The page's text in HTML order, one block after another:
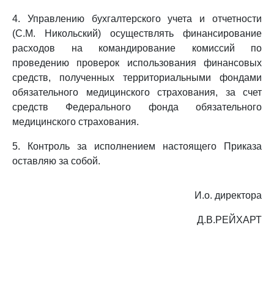
4. Управлению бухгалтерского учета и отчетности
(С.М. Никольский) осуществлять финансирование
расходов на командирование комиссий по
проведению проверок использования финансовых
средств, полученных территориальными фондами
обязательного медицинского страхования, за счет
средств Федерального фонда обязательного
медицинского страхования.
5. Контроль за исполнением настоящего Приказа
оставляю за собой.
И.о. директора
Д.В.РЕЙХАРТ